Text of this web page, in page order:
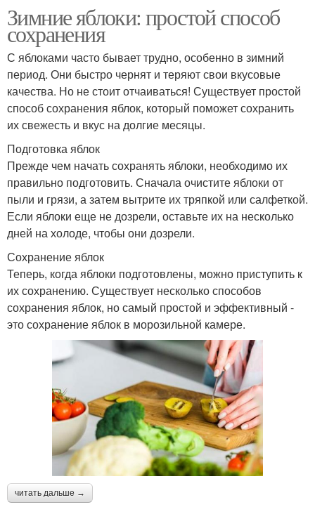
Зимние яблоки: простой способ
сохранения
С яблоками часто бывает трудно, особенно в зимний
период. Они быстро чернят и теряют свои вкусовые
качества. Но не стоит отчаиваться! Существует простой
способ сохранения яблок, который поможет сохранить
их свежесть и вкус на долгие месяцы.
Подготовка яблок
Прежде чем начать сохранять яблоки, необходимо их
правильно подготовить. Сначала очистите яблоки от
пыли и грязи, а затем вытрите их тряпкой или салфеткой.
Если яблоки еще не дозрели, оставьте их на несколько
дней на холоде, чтобы они дозрели.
Сохранение яблок
Теперь, когда яблоки подготовлены, можно приступить к
их сохранению. Существует несколько способов
сохранения яблок, но самый простой и эффективный -
это сохранение яблок в морозильной камере.
читать дальше →